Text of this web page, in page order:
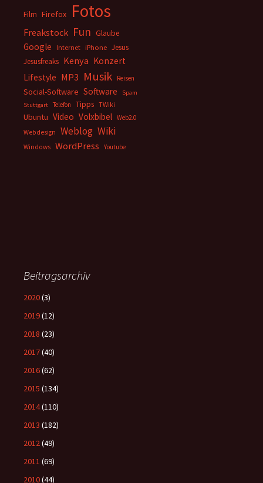
Film Firefox Fotos
Freakstock Fun Glaube
Google Internet iPhone Jesus
Jesusfreaks Kenya Konzert
Lifestyle MP3 Musik Reisen
Social-Software Software
Spam
Stuttgart
Telefon Tipps TWiki
Ubuntu Video Volxbibel Web2.0
Webdesign
Weblog Wiki
Windows WordPress Youtube
Beitragsarchiv
2020(3)
2019(12)
2018 (23)
2017(40)
2016(62)
2015 (134)
2014(110)
2013 (182)
2012(49)
2011 (69)
2010(44)